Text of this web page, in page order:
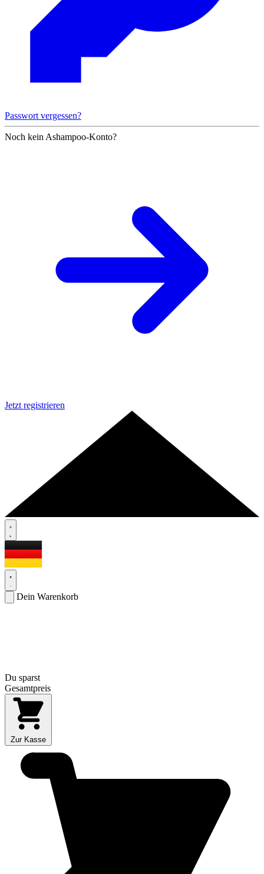
Passwort vergessen?
Noch kein Ashampoo-Konto?
Jetzt registrieren
Dein Warenkorb
Du sparst
Gesamtpreis
Zur Kasse